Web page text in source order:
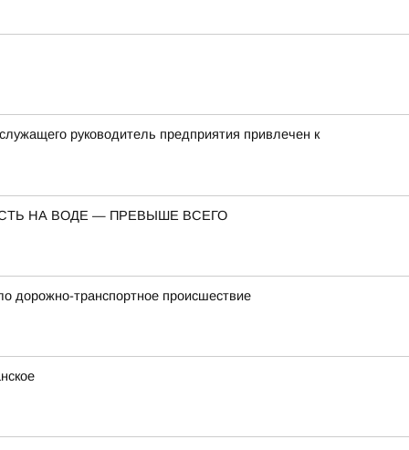
руководитель предприятия привлечен к
НА ВОДЕ — ПРЕВЫШЕ ВСЕГО
дорожно-транспортное происшествие